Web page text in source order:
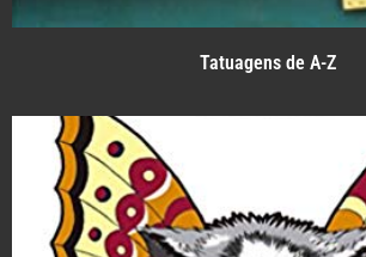
Tatuagens de A-Z